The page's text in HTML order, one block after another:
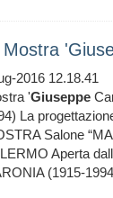
Mostra
2016 12.18.41
'Giuseppe
La
Salone
Aperta
(1915-